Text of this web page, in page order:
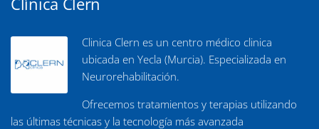
Clinica Clern es un centro médico clinica
ubicada en Yecla (Murcia). Especializada en
Neurorehabilitación.
Ofrecemos tratamientos y terapias utilizando
las últimas técnicas y la tecnología más avanzada